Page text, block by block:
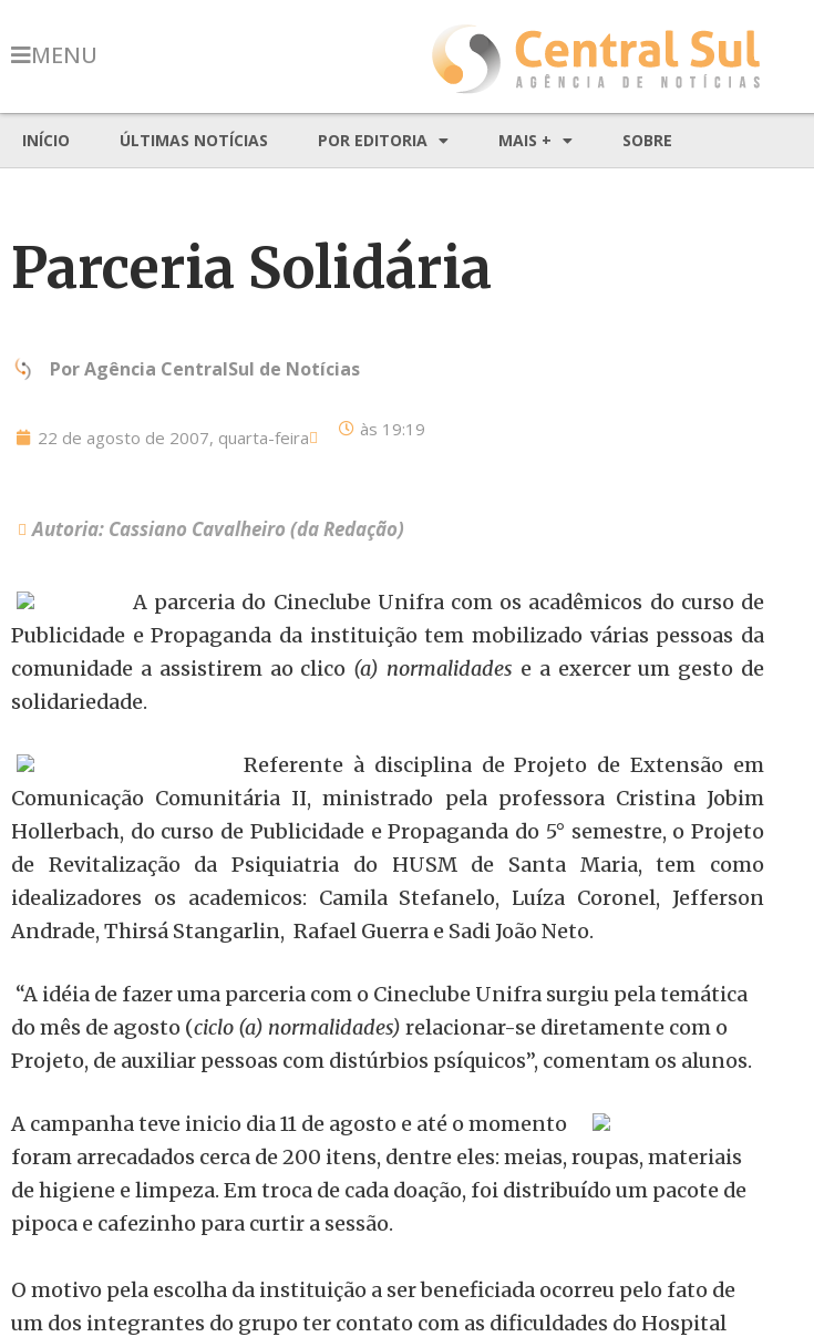
MENU
INÍCIO ÚLTIMAS NOTÍCIAS POR EDITORIA MAIS + SOBRE
Parceria Solidária
PorAgência CentralSul de Notícias
22 de agosto de 2007, quarta-feira às 19:19
Autoria: Cassiano Cavalheiro (da Redação)
A parceria do Cineclube Unifra com os acadêmicos do curso de
Publicidade e Propaganda da instituição tem mobilizado várias pessoas da
comunidade a assistirem ao clico (a) normalidades e a exercer um gesto de
solidariedade.
Referente à disciplina de Projeto de Extensão em
Comunicação Comunitária II, ministrado pela professora Cristina Jobim
Hollerbach, do curso de Publicidade e Propaganda do 5° semestre, o Projeto
de Revitalização da Psiquiatria do HUSM de Santa Maria, tem como
idealizadores os academicos: Camila Stefanelo, Luíza Coronel, Jefferson
Andrade, Thirsá Stangarlin, Rafael Guerra e Sadi João Neto.
“A idéia de fazer uma parceria com o Cineclube Unifra surgiu pela temática
do mês de agosto (ciclo (a) normalidades) relacionar-se diretamente com o
Projeto, de auxiliar pessoas com distúrbios psíquicos”, comentam os alunos.
A campanha teve inicio dia 11 de agosto e até o momento
foram arrecadados cerca de 200 itens, dentre eles: meias, roupas, materiais
de higiene e limpeza. Em troca de cada doação, foi distribuído um pacote de
pipoca e cafezinho para curtir a sessão.
O motivo pela escolha da instituição a ser beneficiada ocorreu pelo fato de
um dos integrantes do grupo ter contato com as dificuldades do Hospital